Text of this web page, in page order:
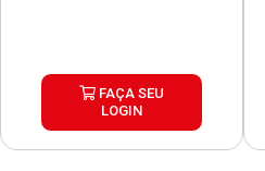
FAÇA SEU
LOGIN